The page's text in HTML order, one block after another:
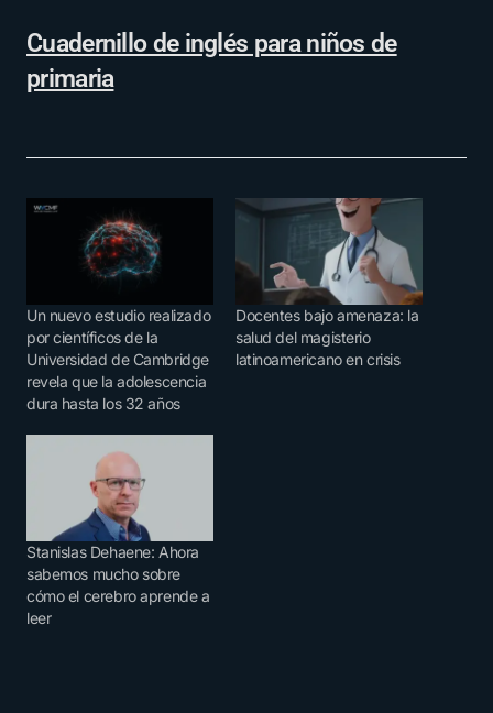
Cuadernillo de inglés para niños de
primaria
Un nuevo estudio realizado
por científicos de la
Universidad de Cambridge
revela que la adolescencia
dura hasta los 32 años
Docentes bajo amenaza: la
salud del magisterio
latinoamericano en crisis
Stanislas Dehaene: Ahora
sabemos mucho sobre
cómo el cerebro aprende a
leer